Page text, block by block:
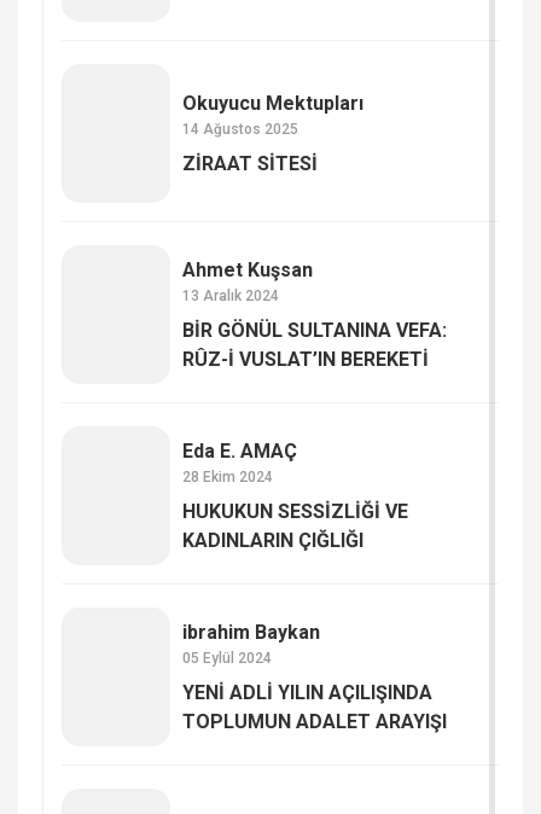
Okuyucu Mektupları
14 Ağustos 2025
ZİRAAT SİTESİ
Ahmet Kuşsan
13 Aralık 2024
BİR GÖNÜL SULTANINA VEFA:
RÛZ-İ VUSLAT’IN BEREKETİ
Eda E. AMAÇ
28 Ekim 2024
HUKUKUN SESSİZLİĞİ VE
KADINLARIN ÇIĞLIĞI
ibrahim Baykan
05 Eylül 2024
YENİ ADLİ YILIN AÇILIŞINDA
TOPLUMUN ADALET ARAYIŞI